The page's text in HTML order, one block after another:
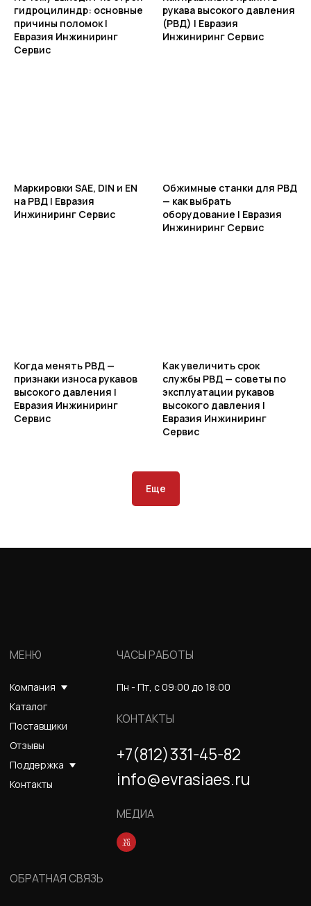
гидроцилиндр: основные
причины поломок |
Евразия Инжиниринг
Сервис
рукава высокого давления
(РВД) | Евразия
Инжиниринг Сервис
Маркировки SAE, DIN и EN
на РВД | Евразия
Инжиниринг Сервис
Обжимные станки для РВД
— как выбрать
оборудование | Евразия
Инжиниринг Сервис
Когда менять РВД —
признаки износа рукавов
высокого давления |
Евразия Инжиниринг
Сервис
Как увеличить срок
службы РВД — советы по
эксплуатации рукавов
высокого давления |
Евразия Инжиниринг
Сервис
Еще